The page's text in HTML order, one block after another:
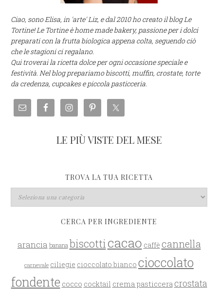
Ciao, sono Elisa, in 'arte' Liz, e dal 2010 ho creato il blog Le
Tortine! Le Tortine è home made bakery, passione per i dolci
preparati con la frutta biologica appena colta, seguendo ciò
che le stagioni ci regalano.
Qui troverai la ricetta dolce per ogni occasione speciale e
festività. Nel blog prepariamo biscotti, muffin, crostate, torte
da credenza, cupcakes e piccola pasticceria.
LE PIÙ VISTE DEL MESE
TROVA LA TUA RICETTA
CERCA PER INGREDIENTE
arancia banana biscotticacao caffè cannella
carnevale ciliegie cioccolato bianco cioccolato
fondente cocco cocktail crema pasticcera crostata